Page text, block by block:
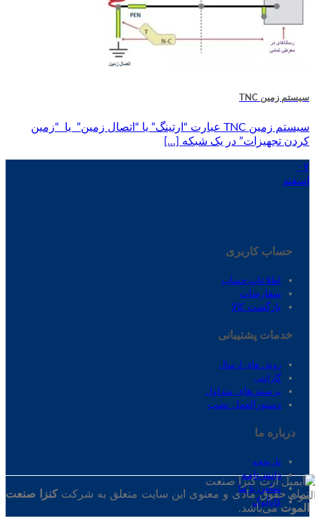
سیستم زمین TNC
سیستم زمین TNC عبارت “ارتینگ” یا “اتصال زمین” یا “زمین
کردن تجهیزات” در یک شبکه [...]
۰۷
اسفند
حساب کاربری
اطلاعات حساب
سفارشات
بازگشت کالا
خدمات پشتیبانی
روش های ارسال
گارانتی
پرسش‌های متداول
دستورالعمل نصب
درباره ‌ما
تاریخچه
دانش‌نامه
تماس‌ با‌ ما
کاتالوگ
تمام حقوق مادی و معنوی این سایت متعلق به شرکت کنزا صنعت
الموتمی‌باشد.